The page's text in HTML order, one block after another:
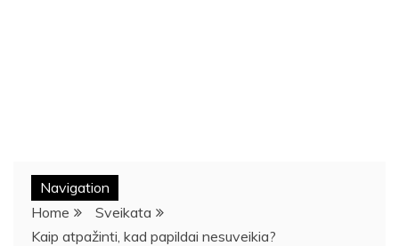
Navigation
Home
Sveikata
Kaip atpažinti, kad papildai nesuveikia?